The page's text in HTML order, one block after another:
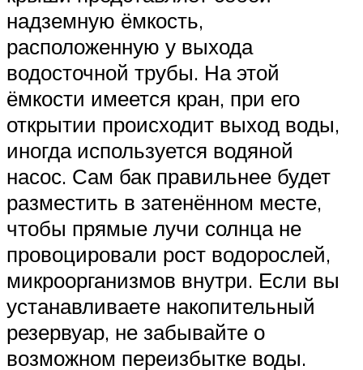
надземную ёмкость,
расположенную у выхода
водосточной трубы. На этой
ёмкости имеется кран, при его
открытии происходит выход воды,
иногда используется водяной
насос. Сам бак правильнее будет
разместить в затенённом месте,
чтобы прямые лучи солнца не
провоцировали рост водорослей,
микроорганизмов внутри. Если вы
устанавливаете накопительный
резервуар, не забывайте о
возможном переизбытке воды.